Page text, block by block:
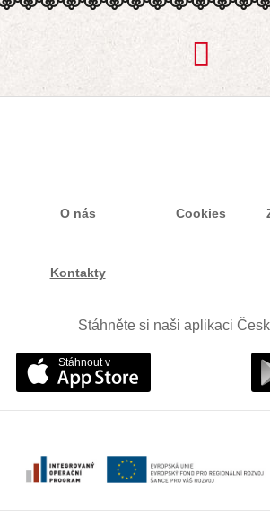
O nás Cookies
Kontakty
Stáhněte si naši aplikaci
Stáhnout v